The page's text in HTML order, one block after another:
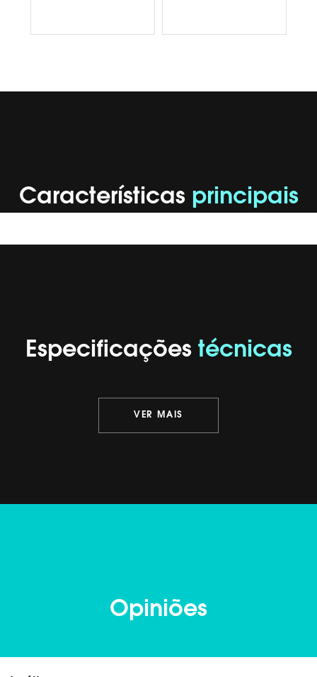
Características principais
Especificações técnicas
VER MAIS
Opiniões